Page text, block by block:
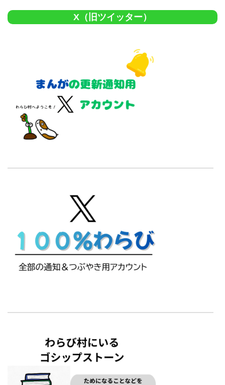
X（旧ツイッター）